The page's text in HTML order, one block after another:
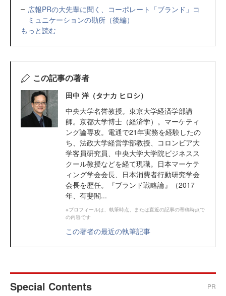
広報PRの大先輩に聞く、コーポレート「ブランド」コ
ミュニケーションの勘所（後編）
もっと読む
この記事の著者
田中 洋（タナカ ヒロシ）
中央大学名誉教授。東京大学経済学部講
師。京都大学博士（経済学）。マーケティ
ング論専攻。電通で21年実務を経験したの
ち、法政大学経営学部教授、コロンビア大
学客員研究員、中央大学大学院ビジネスス
クール教授などを経て現職。日本マーケテ
ィング学会会長、日本消費者行動研究学会
会長を歴任。『ブランド戦略論』（2017
年、有斐閣...
※プロフィールは、執筆時点、または直近の記事の寄稿時点で
の内容です
この著者の最近の執筆記事
Special Contents PR